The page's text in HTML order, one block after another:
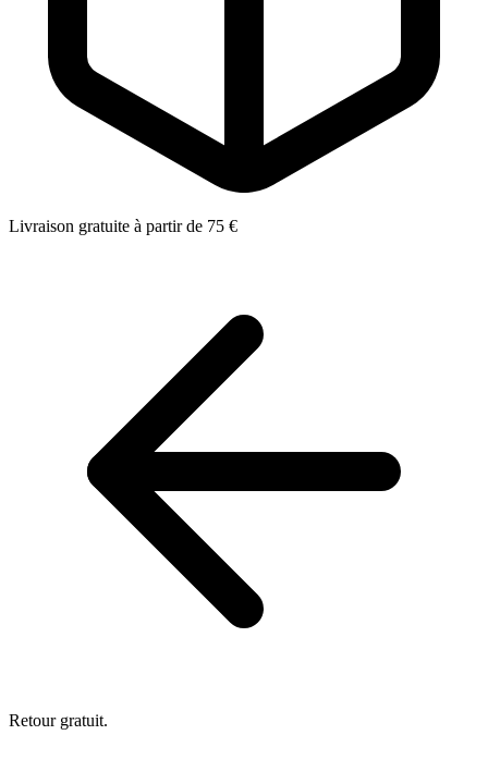
Livraison gratuite à partir de 75 €
Retour gratuit.